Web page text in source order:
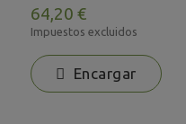
64,20 €
Impuestos excluidos
Encargar